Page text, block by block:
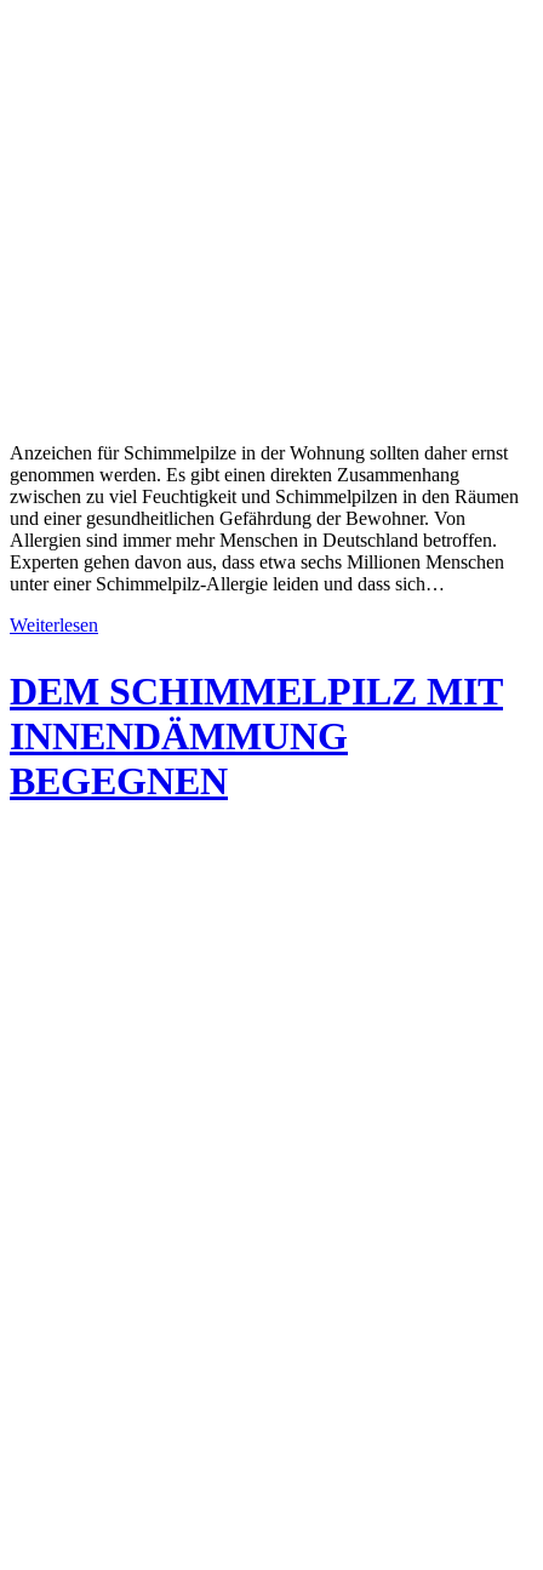
Anzeichen für Schimmelpilze in der Wohnung sollten daher ernst
genommen werden. Es gibt einen direkten Zusammenhang
zwischen zu viel Feuchtigkeit und Schimmelpilzen in den Räumen
und einer gesundheitlichen Gefährdung der Bewohner. Von
Allergien sind immer mehr Menschen in Deutschland betroffen.
Experten gehen davon aus, dass etwa sechs Millionen Menschen
unter einer Schimmelpilz-Allergie leiden und dass sich…
Weiterlesen
DEM SCHIMMEL­PILZ MIT
INNEN­DÄMMUNG
BEGEGNEN